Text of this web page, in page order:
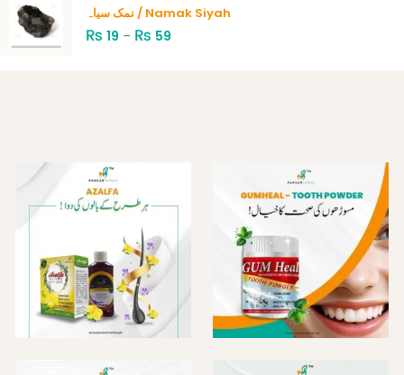
نمک سیاہ / Namak Siyah
₨ 19 – ₨ 59